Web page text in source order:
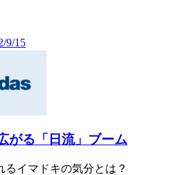
9/15
がる「日流」ブーム
るイマドキの気分とは？